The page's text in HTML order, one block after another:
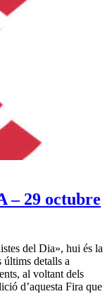
– 29 octubre
del Dia», hui és la
últims detalls a
al voltant dels
d’aquesta Fira que